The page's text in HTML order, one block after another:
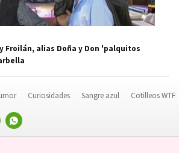
Froilán, alias Doña y Don 'palquitos
WHATSAPP
Curiosidades Sangre azul Cotilleos WTF